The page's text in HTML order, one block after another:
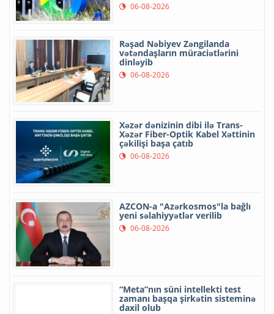
06-08-2026
Rəşad Nəbiyev Zəngilanda
vətəndaşların müraciətlərini
dinləyib
06-08-2026
Xəzər dənizinin dibi ilə Trans-
Xəzər Fiber-Optik Kabel Xəttinin
çəkilişi başa çatıb
06-08-2026
AZCON-a "Azərkosmos"la bağlı
yeni səlahiyyətlər verilib
06-08-2026
“Meta”nın süni intellekti test
zamanı başqa şirkətin sisteminə
daxil olub